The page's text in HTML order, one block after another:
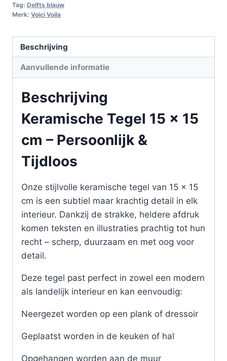
Tag: Delfts blauw
Merk: Voici Voila
Beschrijving
Aanvullende informatie
Beschrijving
Keramische Tegel 15 x 15
cm – Persoonlijk &
Tijdloos
Onze stijlvolle keramische tegel van 15 x 15
cm is een subtiel maar krachtig detail in elk
interieur. Dankzij de strakke, heldere afdruk
komen teksten en illustraties prachtig tot hun
recht – scherp, duurzaam en met oog voor
detail.
Deze tegel past perfect in zowel een modern
als landelijk interieur en kan eenvoudig:
Neergezet worden op een plank of dressoir
Geplaatst worden in de keuken of hal
Opgehangen worden aan de muur